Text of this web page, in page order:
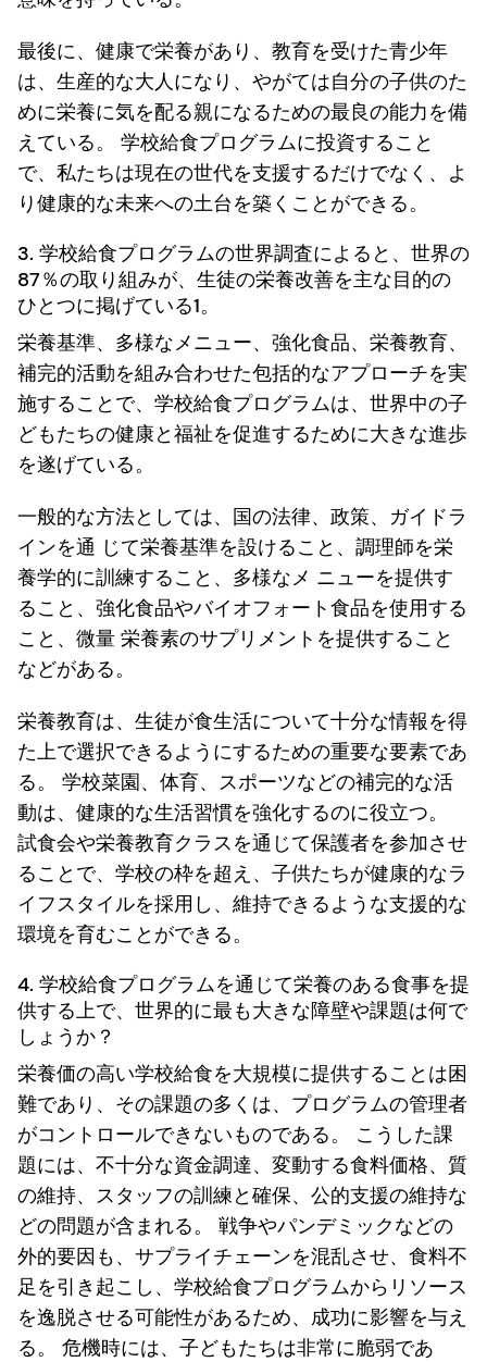
最後に、健康で栄養があり、教育を受けた青少年
は、生産的な大人になり、やがては自分の子供のた
めに栄養に気を配る親になるための最良の能力を備
えている。 学校給食プログラムに投資すること
で、私たちは現在の世代を支援するだけでなく、よ
り健康的な未来への土台を築くことができる。
3. 学校給食プログラムの世界調査によると、世界の
87％の取り組みが、生徒の栄養改善を主な目的の
ひとつに掲げている1。
栄養基準、多様なメニュー、強化食品、栄養教育、
補完的活動を組み合わせた包括的なアプローチを実
施することで、学校給食プログラムは、世界中の子
どもたちの健康と福祉を促進するために大きな進歩
を遂げている。
一般的な方法としては、国の法律、政策、ガイドラ
インを通 じて栄養基準を設けること、調理師を栄
養学的に訓練すること、多様なメ ニューを提供す
ること、強化食品やバイオフォート食品を使用する
こと、微量 栄養素のサプリメントを提供すること
などがある。
栄養教育は、生徒が食生活について十分な情報を得
た上で選択できるようにするための重要な要素であ
る。 学校菜園、体育、スポーツなどの補完的な活
動は、健康的な生活習慣を強化するのに役立つ。
試食会や栄養教育クラスを通じて保護者を参加させ
ることで、学校の枠を超え、子供たちが健康的なラ
イフスタイルを採用し、維持できるような支援的な
環境を育むことができる。
4. 学校給食プログラムを通じて栄養のある食事を提
供する上で、世界的に最も大きな障壁や課題は何で
しょうか？
栄養価の高い学校給食を大規模に提供することは困
難であり、その課題の多くは、プログラムの管理者
がコントロールできないものである。 こうした課
題には、不十分な資金調達、変動する食料価格、質
の維持、スタッフの訓練と確保、公的支援の維持な
どの問題が含まれる。 戦争やパンデミックなどの
外的要因も、サプライチェーンを混乱させ、食料不
足を引き起こし、学校給食プログラムからリソース
を逸脱させる可能性があるため、成功に影響を与え
る。 危機時には、子どもたちは非常に脆弱であ